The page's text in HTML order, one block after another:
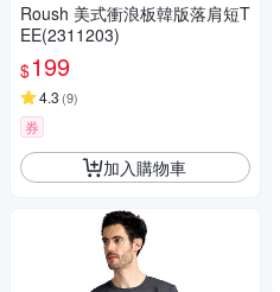
Roush 美式衝浪板韓版落肩短T
EE(2311203)
$199
4.3 (9)
券
加入購物車